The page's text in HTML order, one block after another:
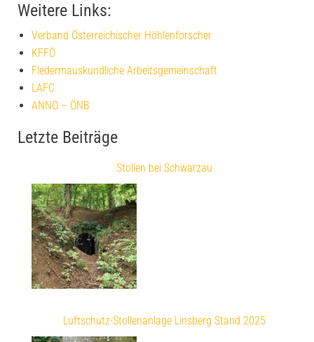
Weitere Links:
Verband Österreichischer Höhlenforscher
KFFÖ
Fledermauskundliche Arbeitsgemeinschaft
LAFC
ANNO – ÖNB
Letzte Beiträge
Stollen bei Schwarzau
Luftschutz-Stollenanlage Linsberg Stand 2025